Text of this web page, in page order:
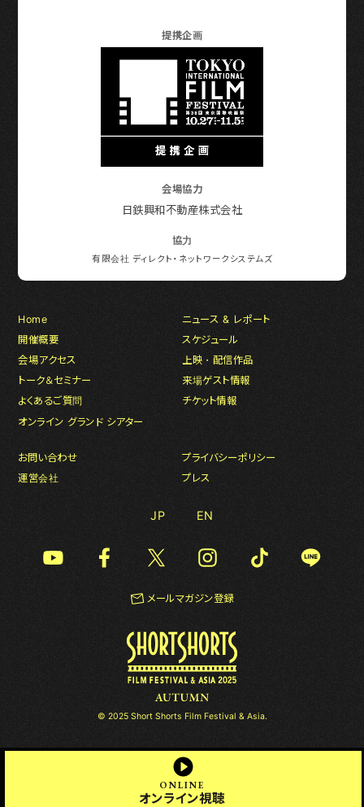
ONLINE
オンライン視聴
提携企画
会場協力
日鉄興和不動産株式会社
協力
有限会社 ディレクト・ネットワークシステムズ
Home
ニュース & レポート
開催概要
スケジュール
会場アクセス
上映・配信作品
トーク＆セミナー
来場ゲスト情報
よくあるご質問
チケット情報
オンライン グランド シアター
お問い合わせ
プライバシーポリシー
運営会社
プレス
JP EN
メールマガジン登録
© 2025 Short Shorts Film Festival & Asia.